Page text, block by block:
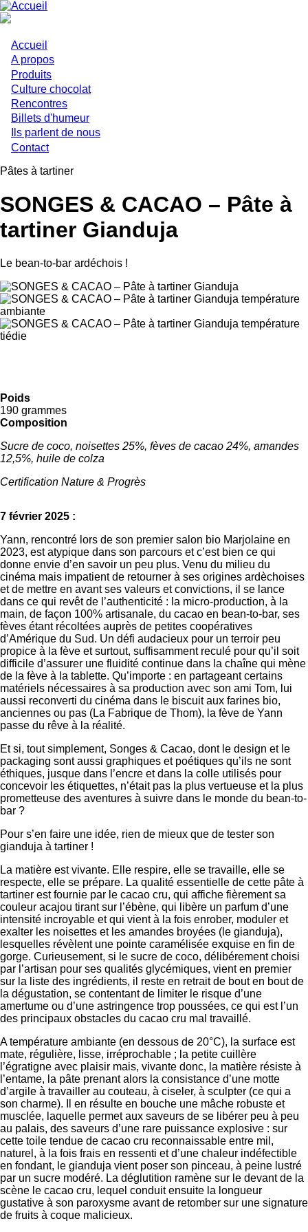
Aller
au
principal
Main
navigation
Accueil
A propos
Produits
Culture chocolat
Rencontres
Billets d'humeur
Ils parlent de nous
Contact
Pâtes à tartiner
SONGES & CACAO – Pâte à
tartiner Gianduja
Le bean-to-bar ardéchois !
Poids
190 grammes
Composition
Sucre de coco, noisettes 25%, fèves de cacao 24%, amandes
12,5%, huile de colza
Certification Nature & Progrès
7 février 2025 :
Yann, rencontré lors de son premier salon bio Marjolaine en
2023, est atypique dans son parcours et c’est bien ce qui
donne envie d’en savoir un peu plus. Venu du milieu du
cinéma mais impatient de retourner à ses origines ardèchoises
et de mettre en avant ses valeurs et convictions, il se lance
dans ce qui revêt de l’authenticité : la micro-production, à la
main, de façon 100% artisanale, du cacao en bean-to-bar, ses
fèves étant récoltées auprès de petites coopératives
d’Amérique du Sud. Un défi audacieux pour un terroir peu
propice à la fève et surtout, suffisamment reculé pour qu’il soit
difficile d’assurer une fluidité continue dans la chaîne qui mène
de la fève à la tablette. Qu’importe : en partageant certains
matériels nécessaires à sa production avec son ami Tom, lui
aussi reconverti du cinéma dans le biscuit aux farines bio,
anciennes ou pas (La Fabrique de Thom), la fève de Yann
passe du rêve à la réalité.
Et si, tout simplement, Songes & Cacao, dont le design et le
packaging sont aussi graphiques et poétiques qu’ils ne sont
éthiques, jusque dans l’encre et dans la colle utilisés pour
concevoir les étiquettes, n’était pas la plus vertueuse et la plus
prometteuse des aventures à suivre dans le monde du bean-to-
bar ?
Pour s’en faire une idée, rien de mieux que de tester son
gianduja à tartiner !
La matière est vivante. Elle respire, elle se travaille, elle se
respecte, elle se prépare. La qualité essentielle de cette pâte à
tartiner est fournie par le cacao cru, qui affiche fièrement sa
couleur acajou tirant sur l’ébène, qui libère un parfum d’une
intensité incroyable et qui vient à la fois enrober, moduler et
exalter les noisettes et les amandes broyées (le gianduja),
lesquelles révèlent une pointe caramélisée exquise en fin de
gorge. Curieusement, si le sucre de coco, délibérement choisi
par l’artisan pour ses qualités glycémiques, vient en premier
sur la liste des ingrédients, il reste en retrait de bout en bout de
la dégustation, se contentant de limiter le risque d’une
amertume ou d’une astringence trop poussées, ce qui est l’un
des principaux obstacles du cacao cru mal travaillé.
A température ambiante (en dessous de 20°C), la surface est
mate, régulière, lisse, irréprochable ; la petite cuillère
l’égratigne avec plaisir mais, vivante donc, la matière résiste à
l’entame, la pâte prenant alors la consistance d’une motte
d’argile à travailler au couteau, à ciseler, à sculpter (ce qui a
son charme). Il en résulte en bouche une mâche robuste et
musclée, laquelle permet aux saveurs de se libérer peu à peu
au palais, des saveurs d’une rare puissance explosive : sur
cette toile tendue de cacao cru reconnaissable entre mil,
naturel, à la fois frais en ressenti et d’une chaleur indéfectible
en fondant, le gianduja vient poser son pinceau, à peine lustré
par un sucre modéré. La déglutition ramène sur le devant de la
scène le cacao cru, lequel conduit ensuite la longueur
gustative à son paroxysme avant de retomber sur une signature
de fruits à coque malicieux.